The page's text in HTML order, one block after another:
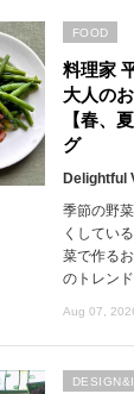
料理家
大人の
【春、
グ
Delightful
季節の野
くしてい
菜で作る
のトレン
Aug 07,
FOOD